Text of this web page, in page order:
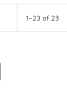
1–23 of 23